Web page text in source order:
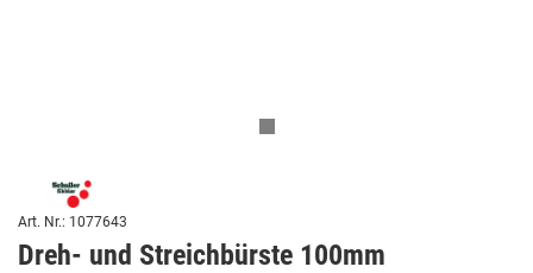
Art. Nr.: 1077643
Dreh- und Streichbürste 100mm